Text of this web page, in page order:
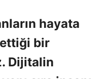
hayata
ettiği bir
Dijitalin